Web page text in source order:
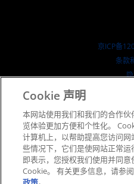
京ICP备
条款
公开
英国
Cookie 声明
本网站使用我们和我们的合作
览体验更加方便和个性化。
计算机上，以帮助提高您访问
些情况下，它们是使网站正常
即表示，您授权我们使用并同
Cookie。 有关更多信息，请参